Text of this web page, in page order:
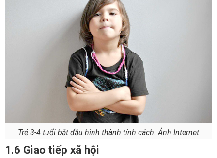
Trẻ 3-4 tuổi bắt đầu hình thành tính cách. Ảnh Internet
1.6 Giao tiếp xã hội